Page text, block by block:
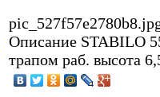
Описание STABILO
трапом раб. высота